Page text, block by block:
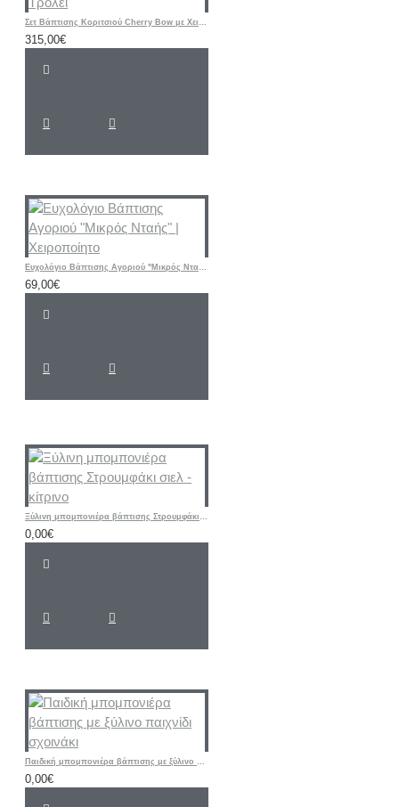
Σετ Βάπτισης Κοριτσιού Cherry Bow με Χειροποίητη Ζωγραφισμένη Βαλίτσα Τρόλεϊ
315,00€
Ευχολόγιο Βάπτισης Αγοριού "Μικρός Νταής" | Χειροποίητο
69,00€
Ξύλινη μπομπονιέρα βάπτισης Στρουμφάκι σιελ - κίτρινο
0,00€
Παιδική μπομπονιέρα βάπτισης με ξύλινο παιχνίδι σχοινάκι
0,00€